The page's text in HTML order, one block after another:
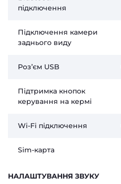
підключення
Підключення камери
заднього виду
Розʼєм USB
Підтримка кнопок
керування на кермі
Wi-Fi підключення
Sim-карта
НАЛАШТУВАННЯ ЗВУКУ